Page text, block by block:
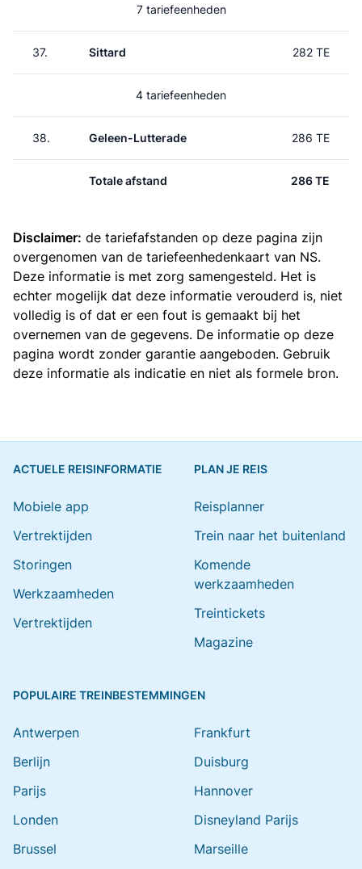
7 tariefeenheden
37. Sittard 282 TE
4 tariefeenheden
38. Geleen-Lutterade 286 TE
Totale afstand 286 TE
Disclaimer: de tariefafstanden op deze pagina zijn
overgenomen van de tariefeenhedenkaart van NS.
Deze informatie is met zorg samengesteld. Het is
echter mogelijk dat deze informatie verouderd is, niet
volledig is of dat er een fout is gemaakt bij het
overnemen van de gegevens. De informatie op deze
pagina wordt zonder garantie aangeboden. Gebruik
deze informatie als indicatie en niet als formele bron.
ACTUELE REISINFORMATIE
Mobiele app
Vertrektijden
Storingen
Werkzaamheden
Vertrektijden
PLAN JE REIS
Reisplanner
Trein naar het buitenland
Komende
werkzaamheden
Treintickets
Magazine
POPULAIRE TREINBESTEMMINGEN
Antwerpen
Berlijn
Parijs
Londen
Brussel
Frankfurt
Duisburg
Hannover
Disneyland Parijs
Marseille